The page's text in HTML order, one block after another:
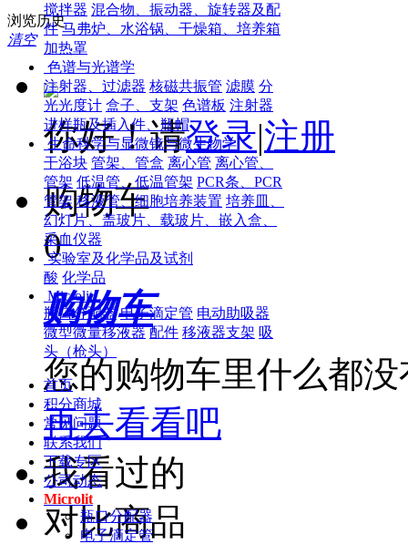
搅拌器 混合物、振动器、旋转器及配
件 马弗炉、水浴锅、干燥箱、培养箱
加热罩
色谱与光谱学
注射器、过滤器 核磁共振管 滤膜 分
光光度计 盒子、支架 色谱板 注射器
进样瓶及插入件、瓶帽
生命科学与显微镜与微生物学
干浴块 管架、管盒 离心管 离心管、
管架 低温管、低温管架 PCR条、PCR
管架 移液管、细胞培养装置 培养皿、
幻灯片、盖玻片、载玻片、嵌入盒、
采血仪器
实验室及化学品及试剂
酸 化学品
Microlit
瓶口分配器 电子滴定管 电动助吸器
微型微量移液器 配件 移液器支架 吸
头（枪头）
首页
积分商城
常见问题
联系我们
下载专区
公司动态
Microlit
瓶口分配器
电子滴定管
浏览历史
清空
你好！请登录|注册
购物车
0
购物车
您的购物车里什么都没
再去看看吧
我看过的
对比商品